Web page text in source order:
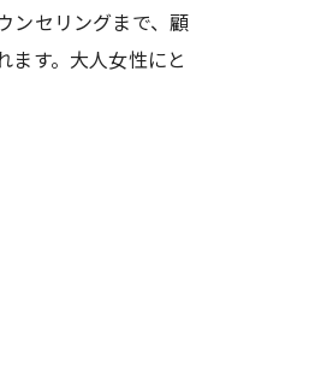
ンセリングまで、顧
す。大人女性にと